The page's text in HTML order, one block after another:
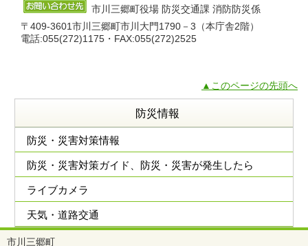
市川三郷町役場 防災交通課 消防防災係
〒409-3601市川三郷町市川大門1790－3（本庁舎2階）
電話:055(272)1175・FAX:055(272)2525
▲このページの先頭へ
防災情報
防災・災害対策情報
防災・災害対策ガイド、防災・災害が発生したら
ライブカメラ
天気・道路交通
市川三郷町